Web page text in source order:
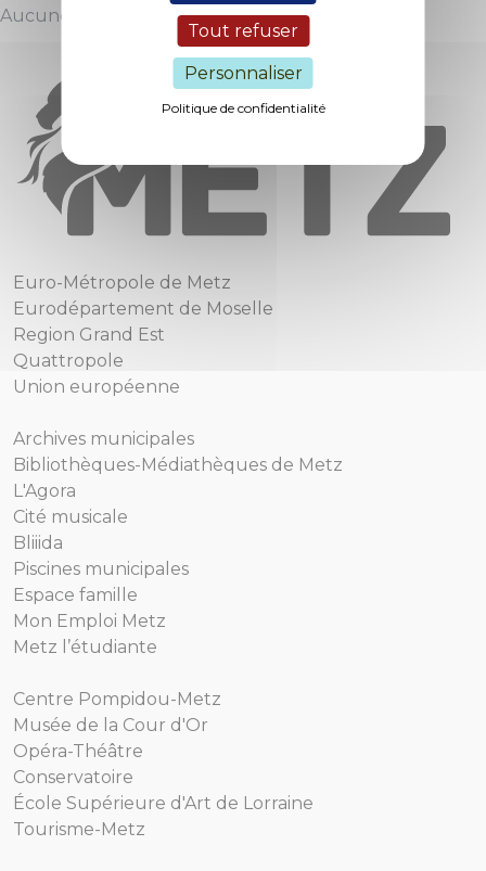
Tout refuser
Personnaliser
Politique de confidentialité
Aucune intervention
Euro-Métropole de Metz
Eurodépartement de Moselle
Region Grand Est
Quattropole
Union européenne
Archives municipales
Bibliothèques-Médiathèques de Metz
L'Agora
Cité musicale
Bliiida
Piscines municipales
Espace famille
Mon Emploi Metz
Metz l’étudiante
Centre Pompidou-Metz
Musée de la Cour d'Or
Opéra-Théâtre
Conservatoire
École Supérieure d'Art de Lorraine
Tourisme-Metz